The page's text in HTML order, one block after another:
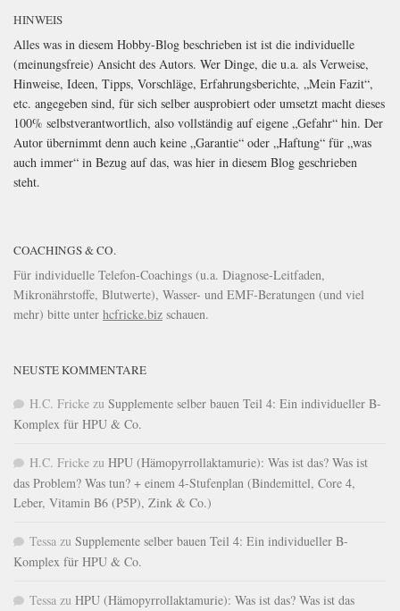
HINWEIS
Alles was in diesem Hobby-Blog beschrieben ist ist die individuelle
(meinungsfreie) Ansicht des Autors. Wer Dinge, die u.a. als Verweise,
Hinweise, Ideen, Tipps, Vorschläge, Erfahrungsberichte, „Mein Fazit“,
etc. angegeben sind, für sich selber ausprobiert oder umsetzt macht dieses
100% selbstverantwortlich, also vollständig auf eigene „Gefahr“ hin. Der
Autor übernimmt denn auch keine „Garantie“ oder „Haftung“ für „was
auch immer“ in Bezug auf das, was hier in diesem Blog geschrieben
steht.
COACHINGS & CO.
Für individuelle Telefon-Coachings (u.a. Diagnose-Leitfaden,
Mikronährstoffe, Blutwerte), Wasser- und EMF-Beratungen (und viel
mehr) bitte unter hcfricke.biz schauen.
NEUSTE KOMMENTARE
H.C. Fricke zu Supplemente selber bauen Teil 4: Ein individueller B-
Komplex für HPU & Co.
H.C. Fricke zu HPU (Hämopyrrollaktamurie): Was ist das? Was ist
das Problem? Was tun? + einem 4-Stufenplan (Bindemittel, Core 4,
Leber, Vitamin B6 (P5P), Zink & Co.)
Tessa zu Supplemente selber bauen Teil 4: Ein individueller B-
Komplex für HPU & Co.
Tessa zu HPU (Hämopyrrollaktamurie): Was ist das? Was ist das